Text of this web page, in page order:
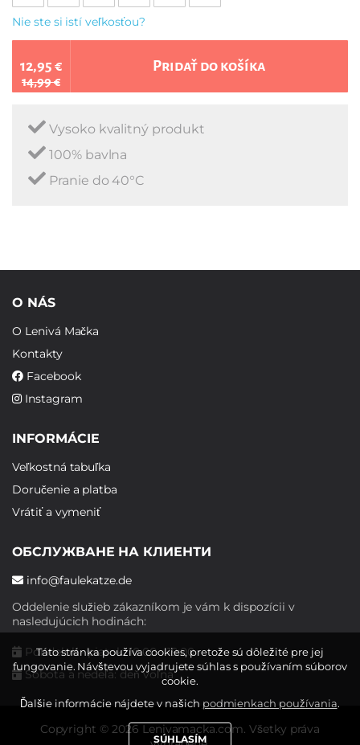
Nie ste si istí veľkosťou?
12,95 €
14,99 €
Pridať do košíka
Vysoko kvalitný produkt
100% bavlna
Pranie do 40°C
O NÁS
O Lenivá Mačka
Kontakty
Facebook
Instagram
INFORMÁCIE
Veľkostná tabuľka
Doručenie a platba
Vrátiť a vymeniť
ОБСЛУЖВАНЕ НА КЛИЕНТИ
info@faulekatze.de
Oddelenie služieb zákazníkom je vám k dispozícii v
nasledujúcich hodinách:
Pondelok - piatok: 10:00 - 19:00
Sobota a nedeľa: deň voľna
Copyright © 2026 Lenivamacka.com. Všetky práva
Táto stránka používa cookies, pretože sú dôležité pre jej
fungovanie. Návštevou vyjadrujete súhlas s používaním súborov
cookie.
Ďalšie informácie nájdete v našich podmienkach používania.
SÚHLASÍM